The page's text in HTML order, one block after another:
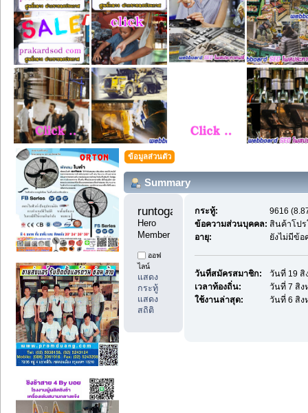
ข้อมูลส่วนตัว
Summary
Hero
Member
ออฟ
ไลน์
แสดง
กระทู้
แสดง
สถิติ
กระทู้:
9616
ข้อความส่วนบุคคล: สินค้าโป
อายุ:
ยังไม่มีข้อ
วันที่สมัครสมาชิก:
วันที่ 19 สิ
เวลาท้องถิ่น:
วันที่ 7 สิง
ใช้งานล่าสุด:
วันที่ 6 สิง